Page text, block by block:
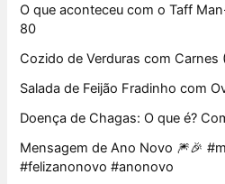
O que aconteceu com o Taff
80
Cozido de Verduras com Carnes
Salada de Feijão Fradinho com
Doença de Chagas: O que é?
Mensagem de Ano Novo 🎆🎉
#felizanonovo #anonovo